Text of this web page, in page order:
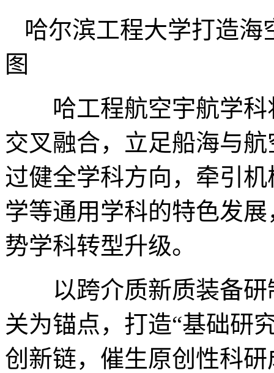
哈尔滨工程大学打造
图
哈工程航空宇航学科
交叉融合，立足船海与
过健全学科方向，牵引
学等通用学科的特色发
势学科转型升级。
以跨介质新质装备研
关为锚点，打造“基础
创新链，催生原创性科